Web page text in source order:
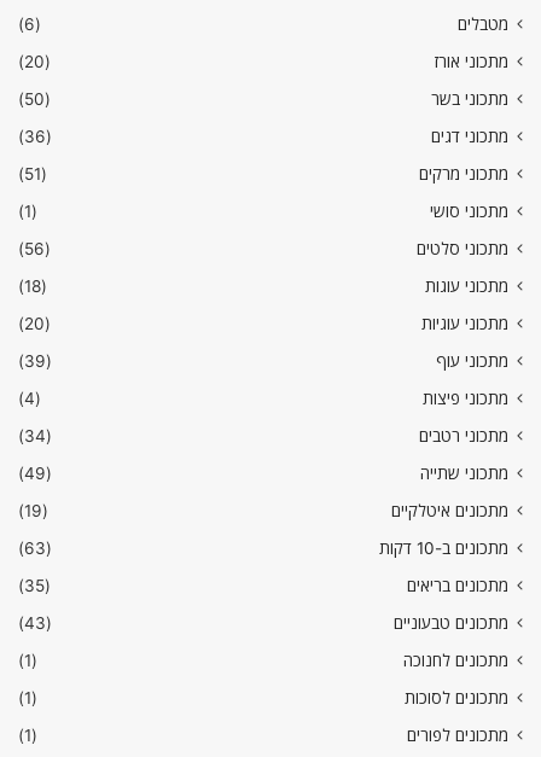
מטבלים
(6)
מתכוני אורז
(20)
מתכוני בשר
(50)
מתכוני דגים
(36)
מתכוני מרקים
(51)
מתכוני סושי
(1)
מתכוני סלטים
(56)
מתכוני עוגות
(18)
מתכוני עוגיות
(20)
מתכוני עוף
(39)
מתכוני פיצות
(4)
מתכוני רטבים
(34)
מתכוני שתייה
(49)
מתכונים איטלקיים
(19)
מתכונים ב-10 דקות
(63)
מתכונים בריאים
(35)
מתכונים טבעוניים
(43)
מתכונים לחנוכה
(1)
מתכונים לסוכות
(1)
מתכונים לפורים
(1)